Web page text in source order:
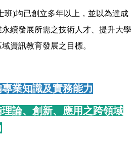
班)均已創立多年以上，並以為達成
續發展所需之技術人才、提升大學
資訊教育發展之目標。
業知識及實務能力
論、創新、應用之跨領域